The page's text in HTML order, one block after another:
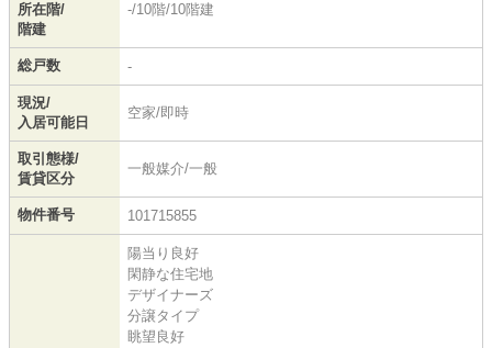
所在階/
階建
-/10階/10階建
総戸数 -
現況/
入居可能日
空家/即時
取引態様/
賃貸区分
一般媒介/一般
物件番号 101715855
陽当り良好
閑静な住宅地
デザイナーズ
分譲タイプ
眺望良好